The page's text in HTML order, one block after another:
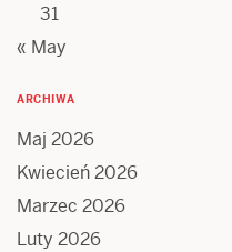
31
« May
ARCHIWA
Maj 2026
Kwiecień 2026
Marzec 2026
Luty 2026